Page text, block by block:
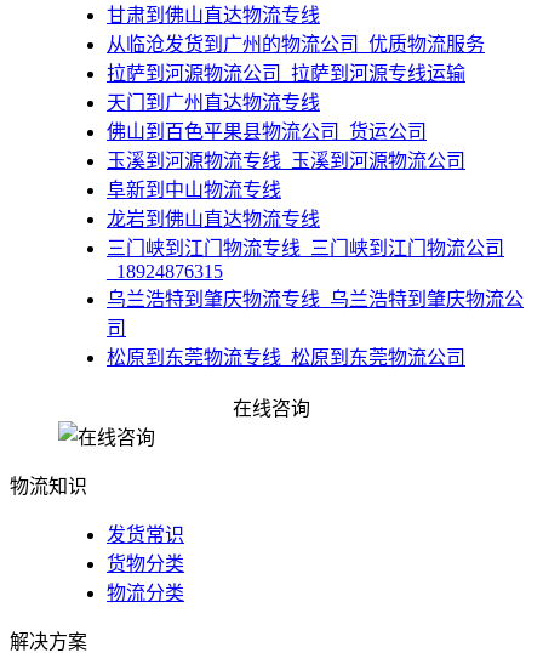
甘肃到佛山直达物流专线
​从临沧发货到广州的物流公司_优质物流服务
拉萨到河源物流公司_拉萨到河源专线运输
天门到广州直达物流专线
佛山到百色平果县物流公司_货运公司
​玉溪到河源物流专线_玉溪到河源物流公司
阜新到中山物流专线
龙岩到佛山直达物流专线
​三门峡到江门物流专线_三门峡到江门物流公司
_18924876315
​乌兰浩特到肇庆物流专线_乌兰浩特到肇庆物流公
司
​松原到东莞物流专线_松原到东莞物流公司
佛山到淮安物流公司-佛山到淮安货运公司-佛山到
淮安专线
在线咨询
物流知识
发货常识
货物分类
物流分类
解决方案